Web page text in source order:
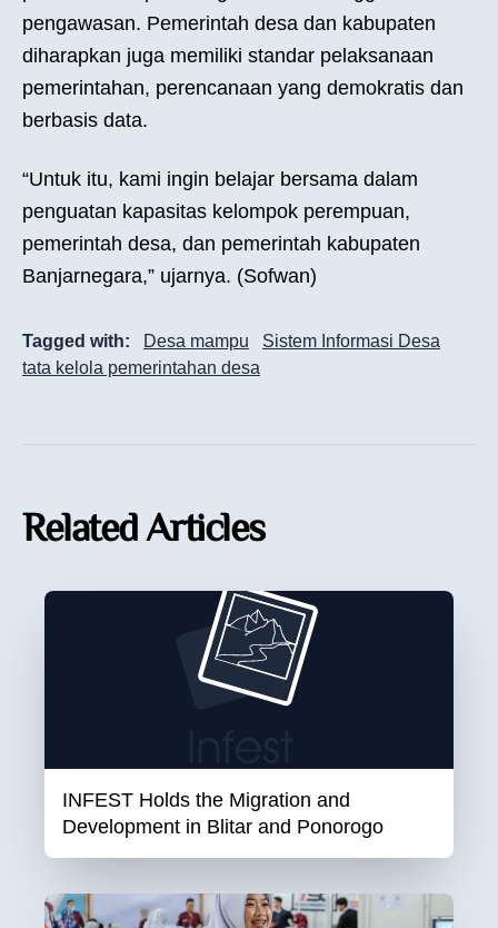
pengawasan. Pemerintah desa dan kabupaten
diharapkan juga memiliki standar pelaksanaan
pemerintahan, perencanaan yang demokratis dan
berbasis data.
“Untuk itu, kami ingin belajar bersama dalam
penguatan kapasitas kelompok perempuan,
pemerintah desa, dan pemerintah kabupaten
Banjarnegara,” ujarnya. (Sofwan)
Tagged with: Desa mampu
Sistem Informasi Desa
tata kelola pemerintahan desa
Related Articles
INFEST Holds the Migration and
Development in Blitar and Ponorogo